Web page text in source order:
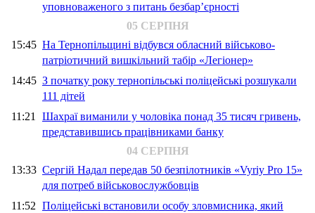
уповноваженого з питань безбар’єрності
05 СЕРПНЯ
15:45 На Тернопільщині відбувся обласний військово-
патріотичний вишкільний табір «Легіонер»
14:45 З початку року тернопільські поліцейські розшукали
111 дітей
11:21 Шахраї виманили у чоловіка понад 35 тисяч гривень,
представившись працівниками банку
04 СЕРПНЯ
13:33 Сергій Надал передав 50 безпілотників «Vyriy Pro 15»
для потреб військовослужбовців
11:52 Поліцейські встановили особу зловмисника, який